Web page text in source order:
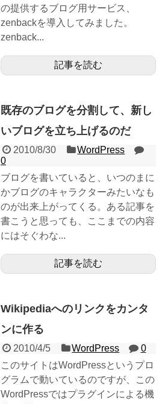
の提供するブログ用サービス、
zenbackを導入してみました。
zenback...
記事を読む
既存のブログを分割して、新し
いブログを立ち上げるのだ
2010/8/30
WordPress
0
ブログを書いていると、いつのまに
かブログのキャラクターみたいなも
のが出来上がってくる。ある記事を
書こうと思っても、ここまでの内容
にはそぐわな...
記事を読む
Wikipediaへのリンクをカンタ
ンに作る
2010/4/5 WordPress
0
このサイトはWordPressというプロ
グラムで動いているのですが、この
WordPressではプラグインによる機